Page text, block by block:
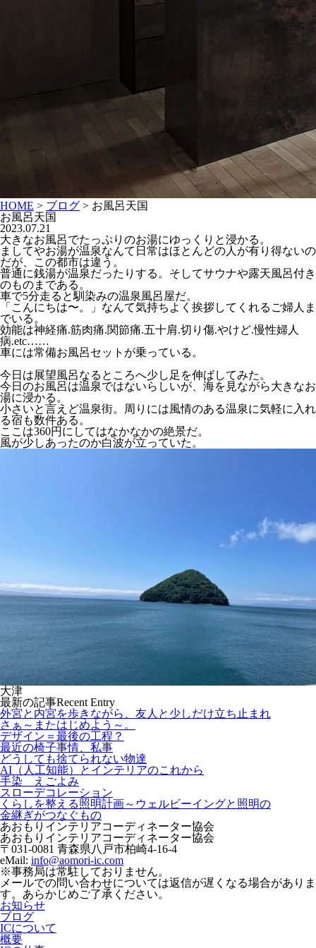
HOME > ブログ > お風呂天国
お風呂天国
2023.07.21
大きなお風呂でたっぷりのお湯にゆっくりと浸かる。
ましてやお湯が温泉なんて日常はほとんどの人が有り得ないの
だが、この都市は違う。
普通に銭湯が温泉だったりする。そしてサウナや露天風呂付き
のものまである。
車で5分走ると馴染みの温泉風呂屋だ。
「こんにちは〜。」なんて気持ちよく挨拶してくれるご婦人ま
でいる。
効能は神経痛.筋肉痛.関節痛.五十肩.切り傷.やけど.慢性婦人
病.etc……
車には常備お風呂セットが乗っている。
今日は展望風呂なるところへ少し足を伸ばしてみた。
今日のお風呂は温泉ではないらしいが、海を見ながら大きなお
湯に浸かる。
小さいと言えど温泉街。周りには風情のある温泉に気軽に入れ
る宿も数件ある。
ここは360円にしてはなかなかの絶景だ。
風が少しあったのか白波が立っていた。
大津
最新の記事Recent Entry
外宮と内宮を歩きながら、友人と少しだけ立ち止まれ
さぁ～またはじめよう～。
デザイン＝最後の工程？
最近の椅子事情、私事
どうしても捨てられない物達
AI（人工知能）とインテリアのこれから
手染 えごよみ
スローデコレーション
くらしを整える照明計画～ウェルビーイングと照明の
金継ぎがつなぐもの
あおもりインテリアコーディネーター協会
あおもりインテリアコーディネーター協会
〒031-0081 青森県八戸市柏崎4-16-4
eMail: info@aomori-ic.com
※事務局は常駐しておりません。
メールでの問い合わせについては返信が遅くなる場合がありま
す。あらかじめご了承ください。
お知らせ
ブログ
ICについて
概要